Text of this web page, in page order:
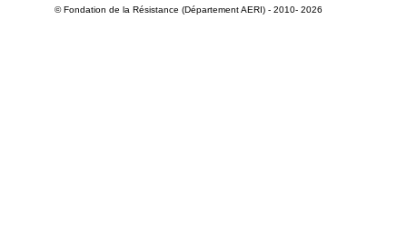
© Fondation de la Résistance (Département AERI) - 2010- 2026